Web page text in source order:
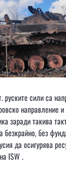
руските сили са
направление и
заради такива
без
да осигурява
ISW .